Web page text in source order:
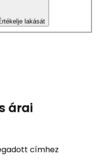
lakását
árai
címhez